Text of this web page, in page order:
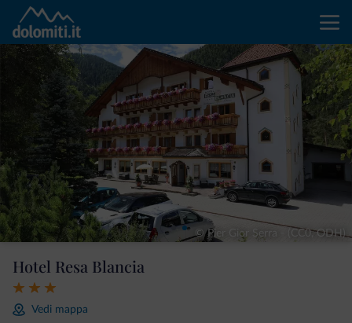
© Pier Gior Serra - (CC0, ODH)
Hotel Resa Blancia
Vedi mappa